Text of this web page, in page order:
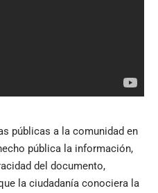
públicas a la comunidad en
pública la información,
del documento,
la ciudadanía conociera la